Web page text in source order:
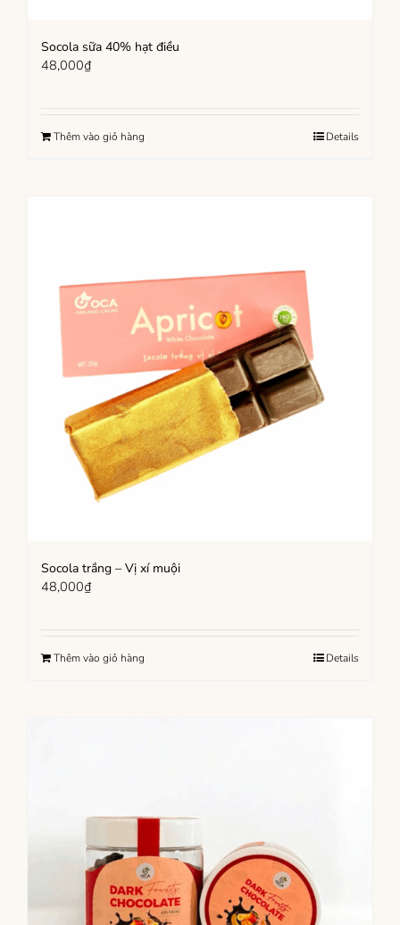
Socola sữa 40% hạt điều
48,000₫
Thêm vào giỏ hàng Details
Socola trắng – Vị xí muội
48,000₫
Thêm vào giỏ hàng Details